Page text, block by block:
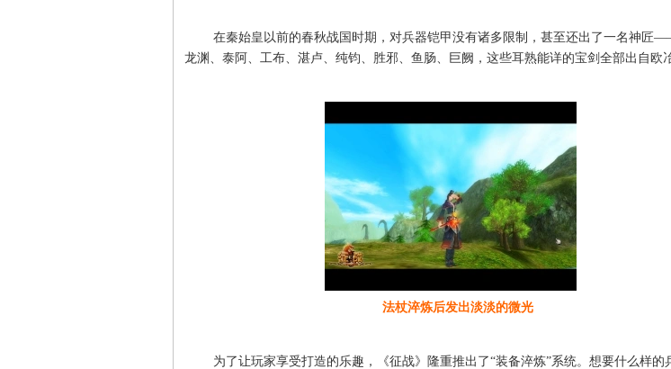
在秦始皇以前的春秋战国时期，对兵器铠甲没有诸多限制，甚至还出了一名神匠
龙渊、泰阿、工布、湛卢、纯钧、胜邪、鱼肠、巨阙，这些耳熟能详的宝剑全部出自欧
法杖淬炼后发出淡淡的微光
为了让玩家享受打造的乐趣，《征战》隆重推出了“装备淬炼”系统。想要什么样的